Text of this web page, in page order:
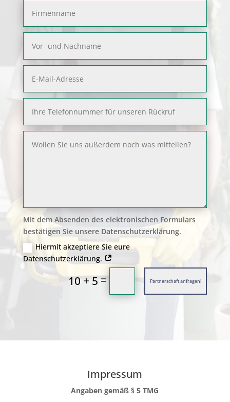
Mit dem Absenden des elektronischen Formulars
bestätigen Sie unsere Datenschutzerklärung.
Hiermit akzeptiere Sie eure
Datenschutzerklärung.
10 + 5= Partnerschaft anfragen!
Impressum
Angaben gemäß § 5 TMG